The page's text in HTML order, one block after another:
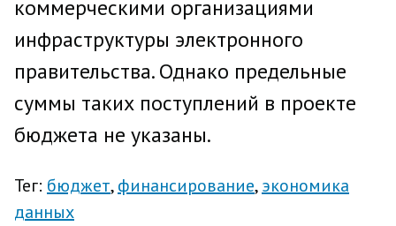
коммерческими организациями
инфраструктуры электронного
правительства. Однако предельные
суммы таких поступлений в проекте
бюджета не указаны.
Тег: бюджет финансирование экономика
данных